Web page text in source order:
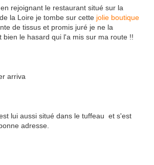
rejoignant le restaurant situé sur la
la Loire je tombe sur cette jolie boutique
de tissus et promis juré je ne la
bien le hasard qui l'a mis sur ma route !!
arriva
lui aussi situé dans le tuffeau et s'est
adresse.